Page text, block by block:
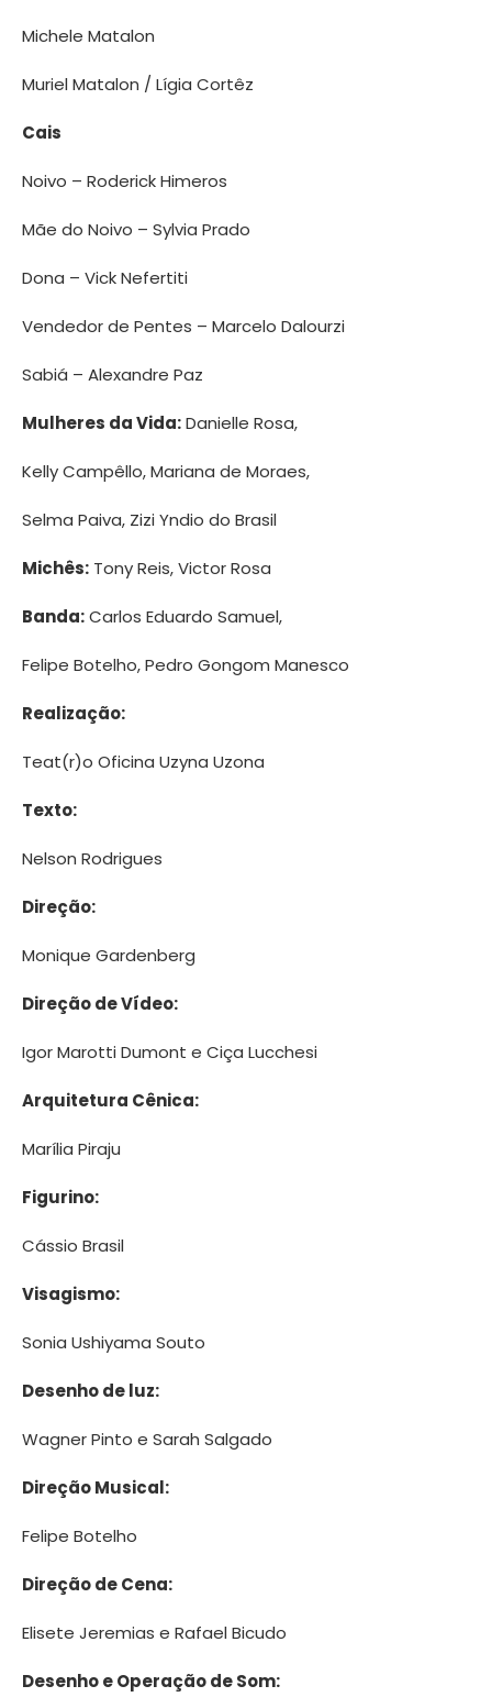
Michele Matalon
Muriel Matalon / Lígia Cortêz
Cais
Noivo – Roderick Himeros
Mãe do Noivo – Sylvia Prado
Dona – Vick Nefertiti
Vendedor de Pentes – Marcelo Dalourzi
Sabiá – Alexandre Paz
Mulheres da Vida:Danielle Rosa,
Kelly Campêllo, Mariana de Moraes,
Selma Paiva, Zizi Yndio do Brasil
Michês: Tony Reis, Victor Rosa
Banda:Carlos Eduardo Samuel,
Felipe Botelho, Pedro Gongom Manesco
Realização:
Teat(r)o Oficina Uzyna Uzona
Texto:
Nelson Rodrigues
Direção:
Monique Gardenberg
Direção de Vídeo:
Igor Marotti Dumont e Ciça Lucchesi
Arquitetura Cênica:
Marília Piraju
Figurino:
Cássio Brasil
Visagismo:
Sonia Ushiyama Souto
Desenho de luz:
Wagner Pinto e Sarah Salgado
Direção Musical:
Felipe Botelho
Direção de Cena:
Elisete Jeremias e Rafael Bicudo
Desenho e Operação de Som: